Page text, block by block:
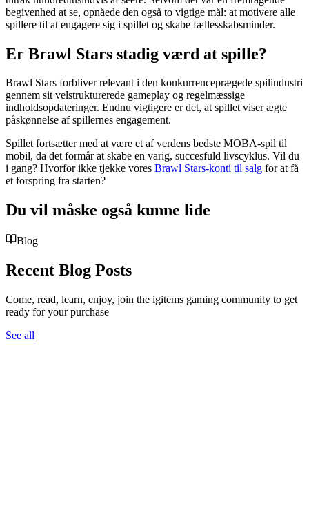
begivenhed at se, opnåede den også to vigtige mål: at motivere alle
spillere til at engagere sig i spillet og skabe fællesskabsminder.
Er Brawl Stars stadig værd at spille?
Brawl Stars forbliver relevant i den konkurrenceprægede spilindustri
gennem sit velstrukturerede gameplay og regelmæssige
indholdsopdateringer. Endnu vigtigere er det, at spillet viser ægte
påskønnelse af spillernes engagement.
Spillet fortsætter med at være et af verdens bedste MOBA-spil til
mobil, da det formår at skabe en varig, succesfuld livscyklus. Vil du
i gang? Hvorfor ikke tjekke vores Brawl Stars-konti til salg for at få
et forspring fra starten?
Du vil måske også kunne lide
Blog
Recent Blog Posts
Come, read, learn, enjoy, join the igitems gaming community to get
ready for your purchase
See all